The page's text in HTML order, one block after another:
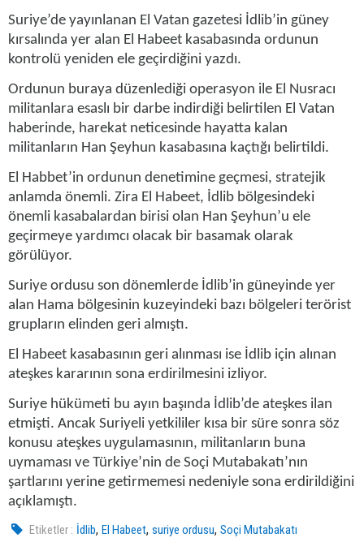
Suriye’de yayınlanan El Vatan gazetesi İdlib’in güney
kırsalında yer alan El Habeet kasabasında ordunun
kontrolü yeniden ele geçirdiğini yazdı.
Ordunun buraya düzenlediği operasyon ile El Nusracı
militanlara esaslı bir darbe indirdiği belirtilen El Vatan
haberinde, harekat neticesinde hayatta kalan
militanların Han Şeyhun kasabasına kaçtığı belirtildi.
El Habbet’in ordunun denetimine geçmesi, stratejik
anlamda önemli. Zira El Habeet, İdlib bölgesindeki
önemli kasabalardan birisi olan Han Şeyhun’u ele
geçirmeye yardımcı olacak bir basamak olarak
görülüyor.
Suriye ordusu son dönemlerde İdlib’in güneyinde yer
alan Hama bölgesinin kuzeyindeki bazı bölgeleri terörist
grupların elinden geri almıştı.
El Habeet kasabasının geri alınması ise İdlib için alınan
ateşkes kararının sona erdirilmesini izliyor.
Suriye hükümeti bu ayın başında İdlib’de ateşkes ilan
etmişti. Ancak Suriyeli yetkililer kısa bir süre sonra söz
konusu ateşkes uygulamasının, militanların buna
uymaması ve Türkiye’nin de Soçi Mutabakatı’nın
şartlarını yerine getirmemesi nedeniyle sona erdirildiğini
açıklamıştı.
Etiketler : İdlib,El Habeet,suriye ordusu,Soçi Mutabakatı